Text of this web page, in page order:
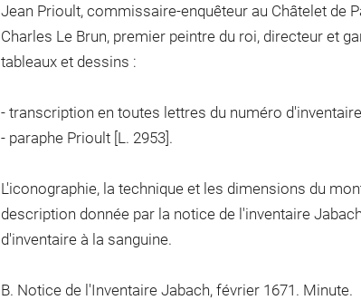
Jean Prioult, commissaire-enquêteur au Châtelet de
Charles Le Brun, premier peintre du roi, directeur et
tableaux et dessins :
- transcription en toutes lettres du numéro
- paraphe Prioult [L. 2953].
L'iconographie, la technique et les dimensions du
description donnée par la notice de l'inventaire
d'inventaire à la sanguine.
B. Notice de l'Inventaire Jabach, février 1671. Minute.